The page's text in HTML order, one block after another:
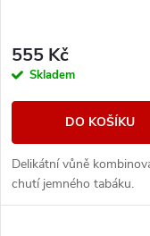
555 Kč
Skladem
DO KOŠÍKU
Delikátní vůně
chutí jemného tabáku.